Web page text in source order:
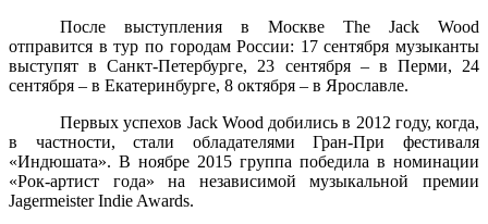
После выступления в МосквеThe Jack
Wood
отправится в тур по городам России: 17 сентября музыканты
выступят в Санкт-Петербурге, 23 сентября – в Перми, 24
сентября – в Екатеринбурге, 8 октября – в Ярославле.
Первых успехов Jack Wood добились в 2012 году, когда,
в частности, стали обладателями Гран-При фестиваля
«Индюшата». В ноябре 2015 группа победила в номинации
«Рок-артист года» на независимой музыкальной премии
Jagermeister Indie Awards.